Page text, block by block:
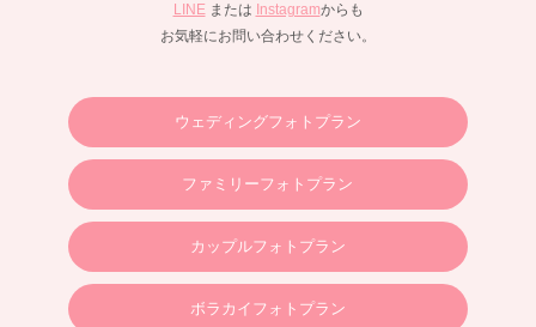
LINEまたは Instagramからも
お気軽にお問い合わせください。
ウェディングフォトプラン
ファミリーフォトプラン
カップルフォトプラン
ボラカイフォトプラン